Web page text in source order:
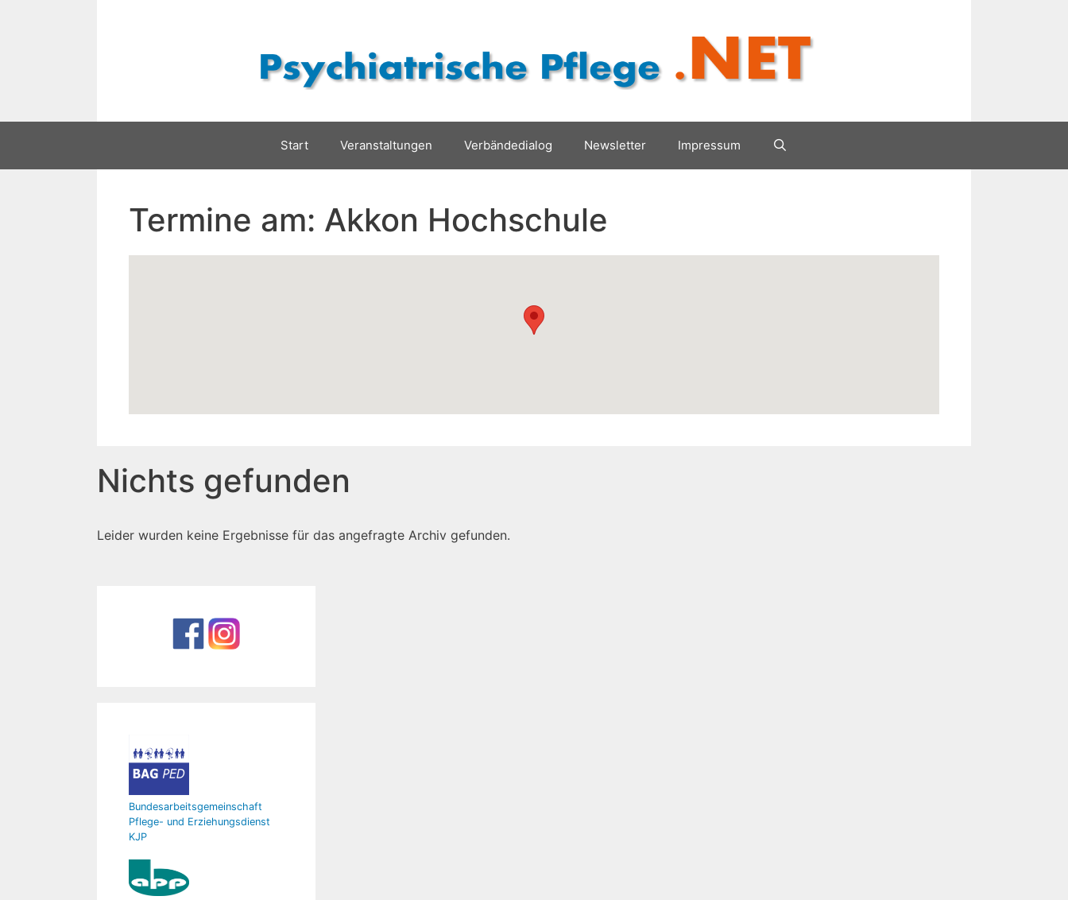
Start Veranstaltungen Verbändedialog Newsletter Impressum
Termine am: Akkon Hochschule
Nichts gefunden
Leider wurden keine Ergebnisse für das angefragte Archiv gefunden.
Bundesarbeitsgemeinschaft
Pflege- und Erziehungsdienst
KJP